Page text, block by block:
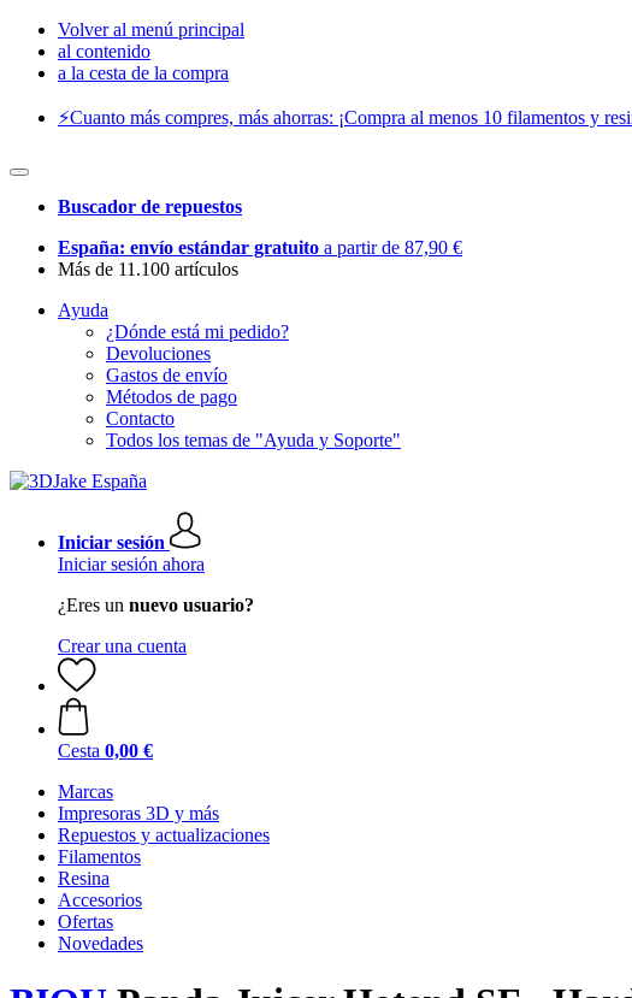
Volver al menú principal
al contenido
a la cesta de la compra
⚡️Cuanto más compres, más ahorras: ¡Compra al menos 10 filamentos y
Buscador de repuestos
España: envío estándar gratuito a partir de 87,90 €
Más de 11.100 artículos
Ayuda
¿Dónde está mi pedido?
Devoluciones
Gastos de envío
Métodos de pago
Contacto
Todos los temas de "Ayuda y Soporte"
Iniciar sesión
Iniciar sesión ahora
¿Eres un nuevo usuario?
Crear una cuenta
Cesta 0,00 €
Marcas
Impresoras 3D y más
Repuestos y actualizaciones
Filamentos
Resina
Accesorios
Ofertas
Novedades